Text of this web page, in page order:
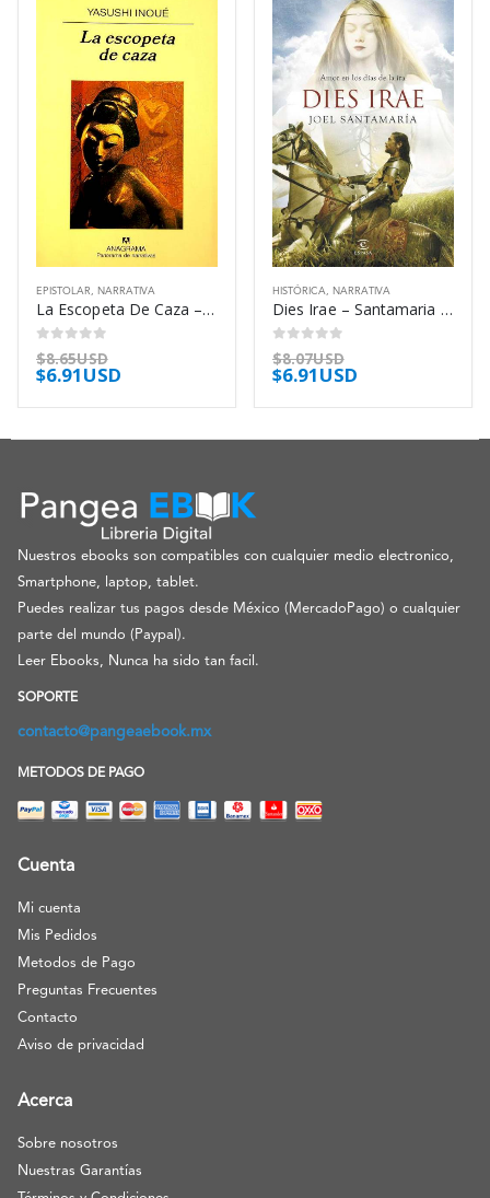
EPISTOLAR , NARRATIVA
La Escopeta De Caza – Inoue Yasushi
0out of 5
$8.65USD
$6.91USD
HISTÓRICA, NARRATIVA
Dies Irae – Santamaria Joel
0out of 5
$8.07USD
$6.91USD
Nuestros ebooks son compatibles con cualquier medio electronico,
Smartphone, laptop, tablet.
Puedes realizar tus pagos desde México (MercadoPago) o cualquier
parte del mundo (Paypal).
Leer Ebooks, Nunca ha sido tan facil.
SOPORTE
contacto@pangeaebook.mx
METODOS DE PAGO
Cuenta
Mi cuenta
Mis Pedidos
Metodos de Pago
Preguntas Frecuentes
Contacto
Aviso de privacidad
Acerca
Sobre nosotros
Nuestras Garantías